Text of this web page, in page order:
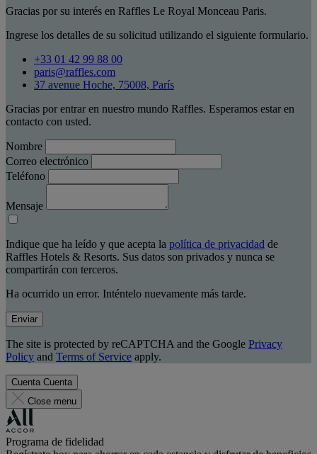
Gracias por su interés en Raffles Le Royal Monceau Paris.
Ingrese los detalles de su solicitud utilizando el siguiente formulario.
+33 01 42 99 88 00
paris@raffles.com
37 avenue Hoche, 75008, París
Gracias por entrar en nuestro mundo Raffles. Esperamos estar en
contacto con usted.
Nombre
Correo electrónico
Teléfono
Mensaje
Indique que ha leído y que acepta la política de privacidad de
Raffles Hotels & Resorts. Sus datos son privados y nunca se
compartirán con terceros.
Ha ocurrido un error. Inténtelo nuevamente más tarde.
Enviar
The site is protected by reCAPTCHA and the Google Privacy
Policy and Terms of Service apply.
Cuenta Cuenta
Close menu
Programa de fidelidad